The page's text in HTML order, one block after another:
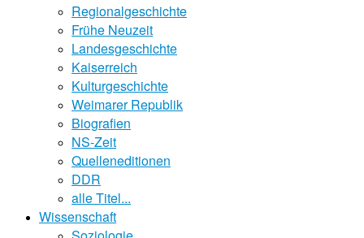
Regionalgeschichte
Frühe Neuzeit
Landesgeschichte
Kaiserreich
Kulturgeschichte
Weimarer Republik
Biografien
NS-Zeit
Quelleneditionen
DDR
alle Titel...
Wissenschaft